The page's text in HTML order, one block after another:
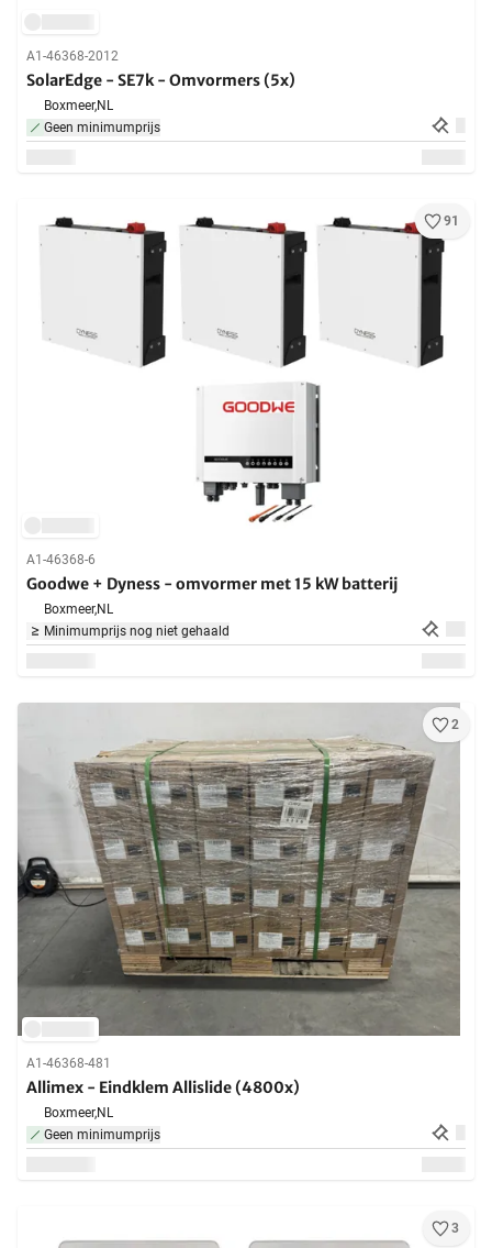
A1-46368-2012
SolarEdge - SE7k - Omvormers (5x)
Boxmeer,NL
Geen minimumprijs
91
A1-46368-6
Goodwe + Dyness - omvormer met 15 kW batterij
Boxmeer,NL
Minimumprijs nog niet gehaald
2
A1-46368-481
Allimex - Eindklem Allislide (4800x)
Boxmeer,NL
Geen minimumprijs
3